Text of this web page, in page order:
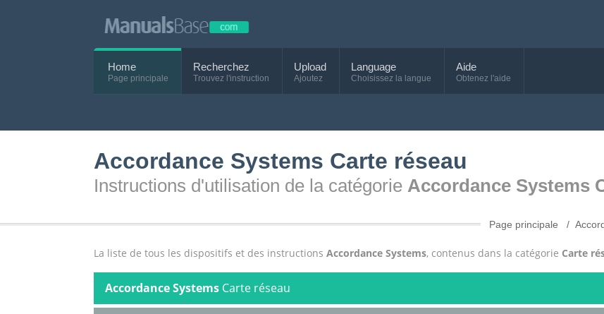
Home
Page principale
Recherchez
Trouvez l'instruction
Upload
Ajoutez
Language
Choisissez la langue
Aide
Obtenez l'aide
Accordance Systems Carte réseau
Instructions d'utilisation de la catégorie Accordance Systems
Page principale
La liste de tous les dispositifs et des instructions Accordance Systems, contenus dans la catégorie Carte
Accordance Systems Carte réseau